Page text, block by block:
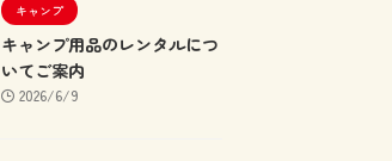
キャンプ
キャンプ用品のレンタルにつ
いてご案内
2026/6/9